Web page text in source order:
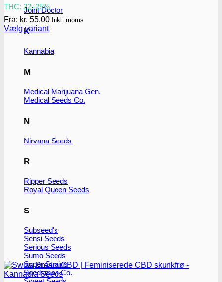
Joint Doctor
K
Kannabia
M
Medical Marijuana Gen.
Medical Seeds Co.
N
Nirvana Seeds
R
Ripper Seeds
Royal Queen Seeds
S
Subseed's
Sensi Seeds
Serious Seeds
Sumo Seeds
Super Strains
Seedsman Co.
THC: 22–25%
Fra: kr. 55.00 Inkl. moms
Vælg variant
varianter.
vælges
varesiden